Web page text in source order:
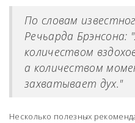
По словам
Речьарда Брэнсона:
количеством
а количеством
захватывает дух."
Несколько полезных